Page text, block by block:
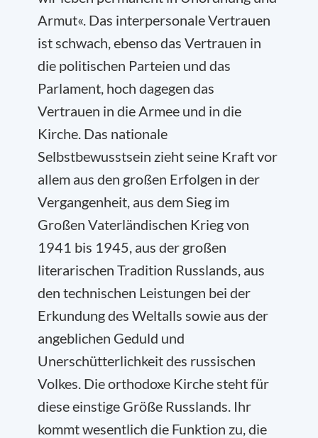
Armut«. Das interpersonale Vertrauen
ist schwach, ebenso das Vertrauen in
die politischen Parteien und das
Parlament, hoch dagegen das
Vertrauen in die Armee und in die
Kirche. Das nationale
Selbstbewusstsein zieht seine Kraft vor
allem aus den großen Erfolgen in der
Vergangenheit, aus dem Sieg im
Großen Vaterländischen Krieg von
1941 bis 1945, aus der großen
literarischen Tradition Russlands, aus
den technischen Leistungen bei der
Erkundung des Weltalls sowie aus der
angeblichen Geduld und
Unerschütterlichkeit des russischen
Volkes. Die orthodoxe Kirche steht für
diese einstige Größe Russlands. Ihr
kommt wesentlich die Funktion zu, die